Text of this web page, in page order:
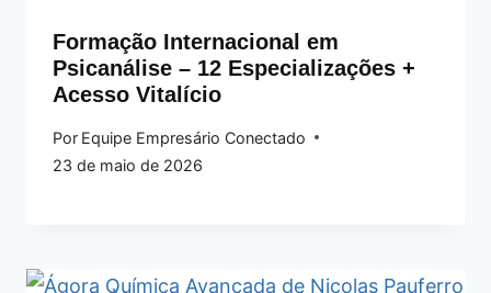
Formação Internacional em
Psicanálise – 12 Especializações +
Acesso Vitalício
Por Equipe Empresário Conectado
23 de maio de 2026